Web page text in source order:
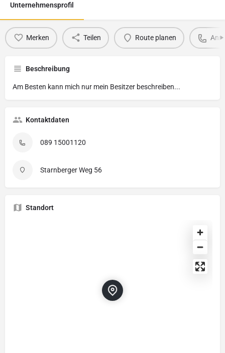
Unternehmensprofil
Merken Teilen Route planen
Beschreibung
Am Besten kann mich nur mein Besitzer beschreiben...
Kontaktdaten
089 15001120
Starnberger Weg 56
Standort